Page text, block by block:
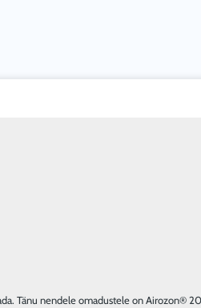
nendele omadustele on Airozon®